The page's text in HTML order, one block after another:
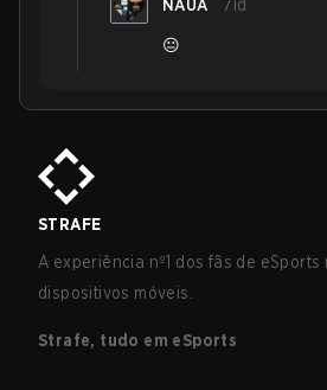
NAUA 71d
😐
STRAFE
A experiência nº1 dos fãs de eSports
dispositivos móveis.
Strafe, tudo em eSports